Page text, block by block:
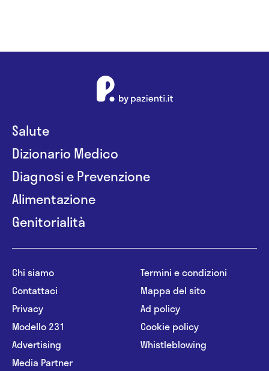
Salute
Dizionario Medico
Diagnosi e Prevenzione
Alimentazione
Genitorialità
Chi siamo
Contattaci
Privacy
Modello 231
Advertising
Media Partner
Termini e condizioni
Mappa del sito
Ad policy
Cookie policy
Whistleblowing